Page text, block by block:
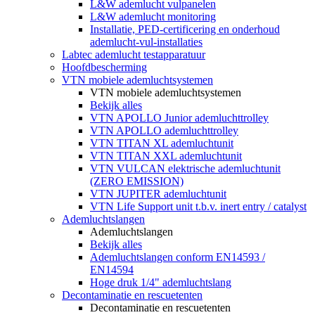
L&W ademlucht vulpanelen
L&W ademlucht monitoring
Installatie, PED-certificering en onderhoud
ademlucht-vul-installaties
Labtec ademlucht testapparatuur
Hoofdbescherming
VTN mobiele ademluchtsystemen
VTN mobiele ademluchtsystemen
Bekijk alles
VTN APOLLO Junior ademluchttrolley
VTN APOLLO ademluchttrolley
VTN TITAN XL ademluchtunit
VTN TITAN XXL ademluchtunit
VTN VULCAN elektrische ademluchtunit
(ZERO EMISSION)
VTN JUPITER ademluchtunit
VTN Life Support unit t.b.v. inert entry / catalyst
Ademluchtslangen
Ademluchtslangen
Bekijk alles
Ademluchtslangen conform EN14593 /
EN14594
Hoge druk 1/4" ademluchtslang
Decontaminatie en rescuetenten
Decontaminatie en rescuetenten